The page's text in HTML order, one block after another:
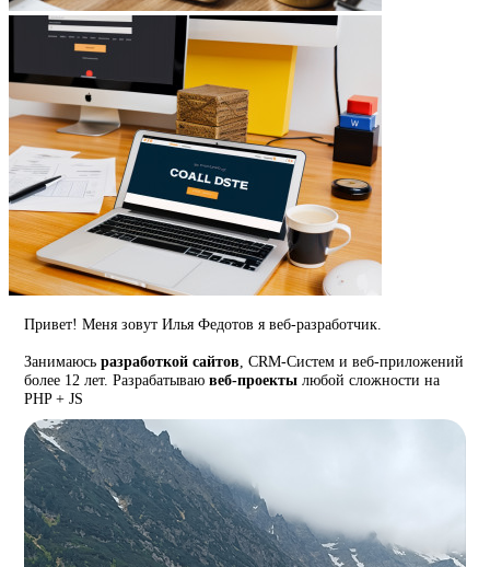
Привет! Меня зовут Илья Федотов я веб-разработчик.
Занимаюсьразработкой сайтов, CRM-Систем и веб-приложений
более 12 лет. Разрабатываювеб-проекты любой сложности на
PHP + JS